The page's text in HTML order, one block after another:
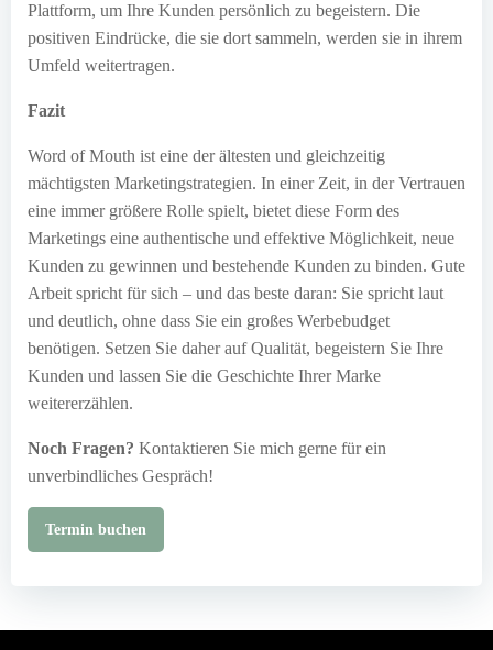
Plattform, um Ihre Kunden persönlich zu begeistern. Die
positiven Eindrücke, die sie dort sammeln, werden sie in ihrem
Umfeld weitertragen.
Fazit
Word of Mouth ist eine der ältesten und gleichzeitig
mächtigsten Marketingstrategien. In einer Zeit, in der Vertrauen
eine immer größere Rolle spielt, bietet diese Form des
Marketings eine authentische und effektive Möglichkeit, neue
Kunden zu gewinnen und bestehende Kunden zu binden. Gute
Arbeit spricht für sich – und das beste daran: Sie spricht laut
und deutlich, ohne dass Sie ein großes Werbebudget
benötigen. Setzen Sie daher auf Qualität, begeistern Sie Ihre
Kunden und lassen Sie die Geschichte Ihrer Marke
weitererzählen.
Noch Fragen? Kontaktieren Sie mich gerne für ein
unverbindliches Gespräch!
Termin buchen